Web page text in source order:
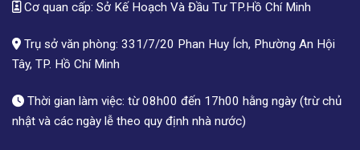
Cơ quan cấp: Sở Kế Hoạch Và Đầu Tư TP.Hồ Chí Minh
Trụ sở văn phòng: 331/7/20 Phan Huy Ích, Phường An Hội
Tây, TP. Hồ Chí Minh
Thời gian làm việc: từ 08h00 đến 17h00 hằng ngày (trừ chủ
nhật và các ngày lễ theo quy định nhà nước)